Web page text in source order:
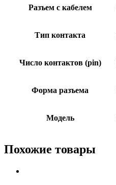
Разъем с кабелем
Тип контакта
Число контактов (pin)
Форма разъема
Модель
Похожие товары